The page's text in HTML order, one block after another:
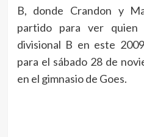
B, donde Crandon y
partido para ver
divisional B en este
para el sábado 28 de
en el gimnasio de Goes.